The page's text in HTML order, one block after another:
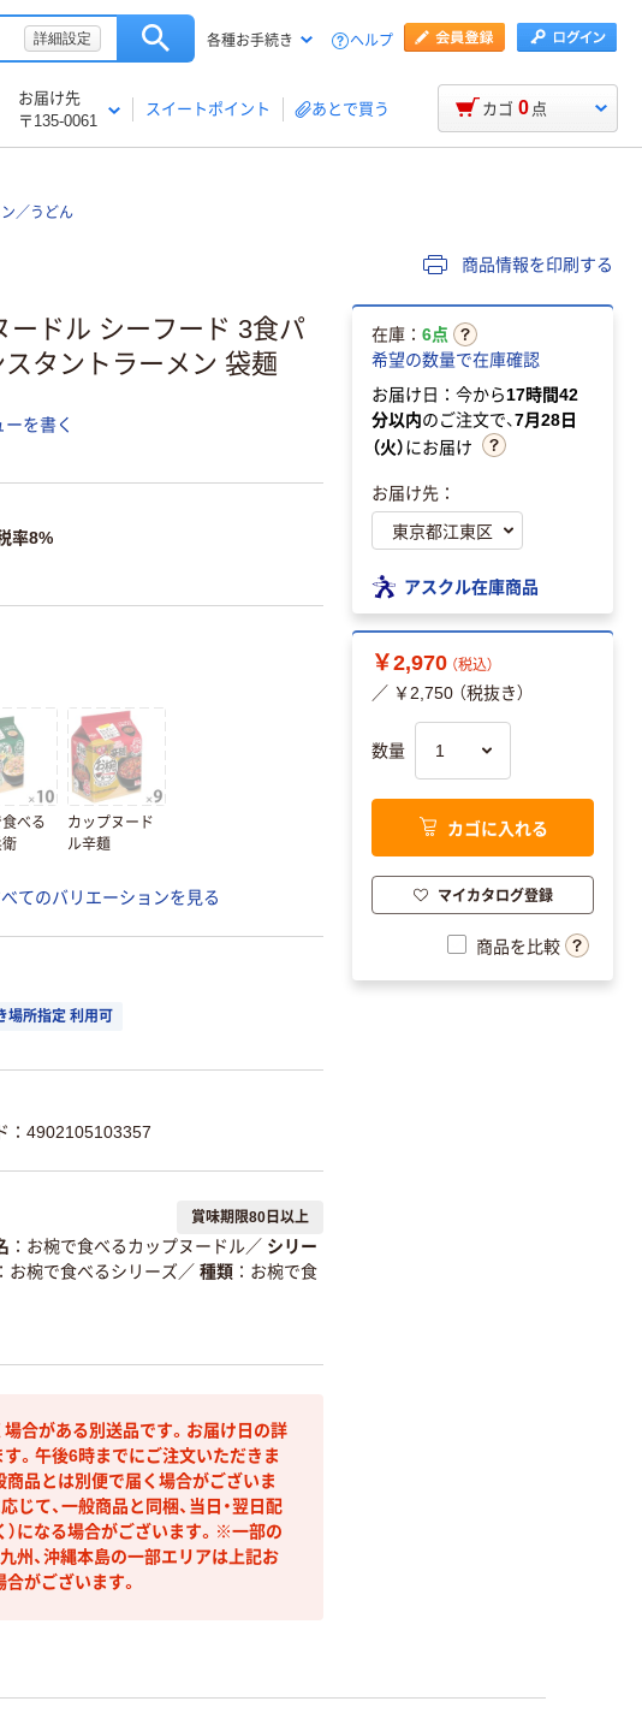
詳細設定 各種お手続き ヘルプ
お届け先
〒135-0061
スイートポイント あとで買う カゴ 0 点
／うどん
商品情報を印刷する
ードル シーフード 3食パ
タントラーメン 袋麺
ーを書く
率8%
べる
衛
カップヌード
ル辛麺
てのバリエーションを見る
場所指定 利用可
：4902105103357
賞味期限80日以上
お椀で食べるカップヌードル／ シリー
お椀で食べるシリーズ／ 種類
お椀で食
合がある別送品です。お届け日の詳
。午後6時までにご注文いただきま
商品とは別便で届く場合がございま
て、一般商品と同梱、当日・翌日配
）になる場合がございます。※一部の
州、沖縄本島の一部エリアは上記お
がございます。
在庫： 6点
希望の数量で在庫確認
お届け日：今から17時間42
分以内のご注文で、7月28日
（火）にお届け
お届け先：
アスクル在庫商品
￥2,970 （税込）
／ ￥2,750 （税抜き）
数量
カゴに入れる
マイカタログ登録
商品を比較